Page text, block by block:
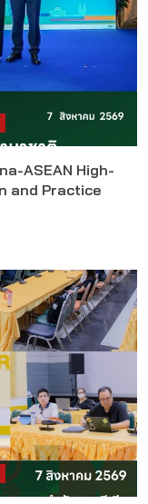
ASEAN High-
and Practice